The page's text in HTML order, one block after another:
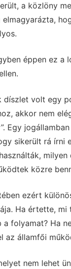
a közlöny
éppen ez a
díszlet volt egy
akkor nem
Egy
sikerült rá írni
milyen
közre
ezért
Ha értette,
folyamat? Ha
az államfői
nem lehet